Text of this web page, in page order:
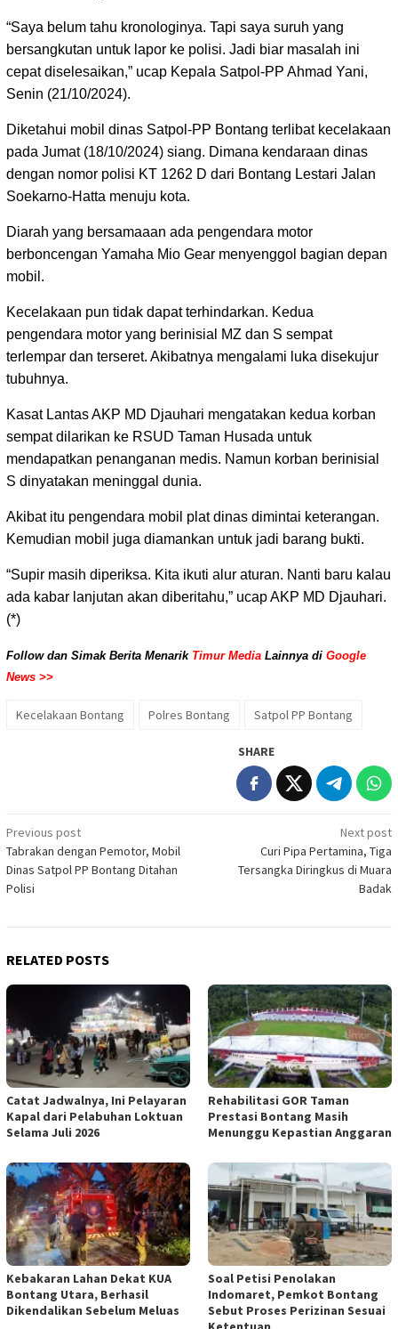
“Saya belum tahu kronologinya. Tapi saya suruh yang
bersangkutan untuk lapor ke polisi. Jadi biar masalah ini
cepat diselesaikan,” ucap Kepala Satpol-PP Ahmad Yani,
Senin (21/10/2024).
Diketahui mobil dinas Satpol-PP Bontang terlibat kecelakaan
pada Jumat (18/10/2024) siang. Dimana kendaraan dinas
dengan nomor polisi KT 1262 D dari Bontang Lestari Jalan
Soekarno-Hatta menuju kota.
Diarah yang bersamaaan ada pengendara motor
berboncengan Yamaha Mio Gear menyenggol bagian depan
mobil.
Kecelakaan pun tidak dapat terhindarkan. Kedua
pengendara motor yang berinisial MZ dan S sempat
terlempar dan terseret. Akibatnya mengalami luka disekujur
tubuhnya.
Kasat Lantas AKP MD Djauhari mengatakan kedua korban
sempat dilarikan ke RSUD Taman Husada untuk
mendapatkan penanganan medis. Namun korban berinisial
S dinyatakan meninggal dunia.
Akibat itu pengendara mobil plat dinas dimintai keterangan.
Kemudian mobil juga diamankan untuk jadi barang bukti.
“Supir masih diperiksa. Kita ikuti alur aturan. Nanti baru kalau
ada kabar lanjutan akan diberitahu,” ucap AKP MD Djauhari.
(*)
Follow dan Simak Berita Menarik Timur Media Lainnya di Google
News >>
Kecelakaan Bontang Polres Bontang Satpol PP Bontang
SHARE
Post
navigation
Previous post
Tabrakan dengan Pemotor, Mobil
Dinas Satpol PP Bontang Ditahan
Polisi
Next post
Curi Pipa Pertamina, Tiga
Tersangka Diringkus di Muara
Badak
RELATED POSTS
Catat Jadwalnya, Ini Pelayaran
Kapal dari Pelabuhan Loktuan
Selama Juli 2026
Rehabilitasi GOR Taman
Prestasi Bontang Masih
Menunggu Kepastian Anggaran
Kebakaran Lahan Dekat KUA
Bontang Utara, Berhasil
Dikendalikan Sebelum Meluas
Soal Petisi Penolakan
Indomaret, Pemkot Bontang
Sebut Proses Perizinan Sesuai